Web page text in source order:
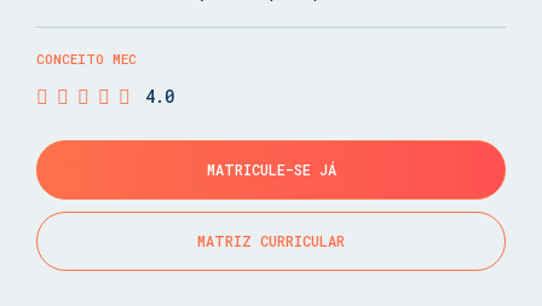
CONCEITO MEC
4.0
MATRICULE-SE JÁ
MATRIZ CURRICULAR